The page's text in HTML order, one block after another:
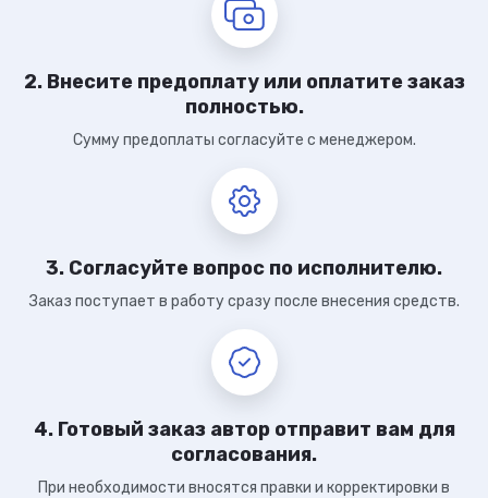
2. Внесите предоплату или оплатите заказ
полностью.
Сумму предоплаты согласуйте с менеджером.
3. Согласуйте вопрос по исполнителю.
Заказ поступает в работу сразу после внесения средств.
4. Готовый заказ автор отправит вам для
согласования.
При необходимости вносятся правки и корректировки в